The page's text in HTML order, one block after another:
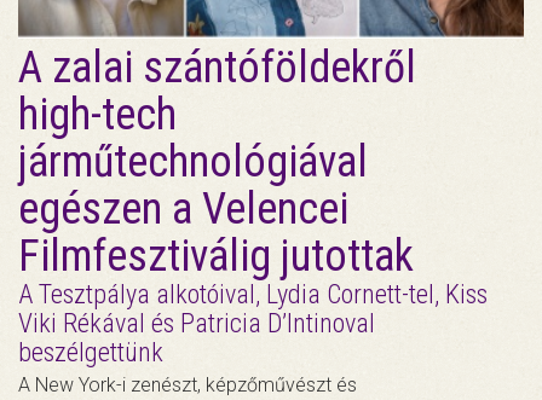
A zalai szántóföldekről
high-tech
járműtechnológiával
egészen a Velencei
Filmfesztiválig jutottak
A Tesztpálya alkotóival, Lydia Cornett-tel, Kiss
Viki Rékával és Patricia D’Intinoval
beszélgettünk
A New York-i zenészt, képzőművészt és